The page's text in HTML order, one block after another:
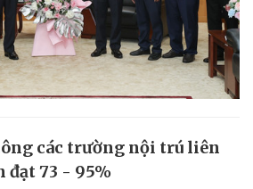
các trường nội trú liên
đạt 73 - 95%